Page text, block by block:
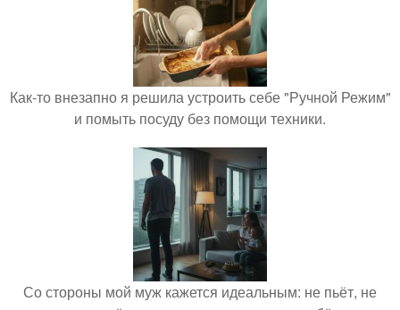
Как-то внезапно я решила устроить себе "Ручной Режим"
и помыть посуду без помощи техники.
Со стороны мой муж кажется идеальным: не пьёт, не